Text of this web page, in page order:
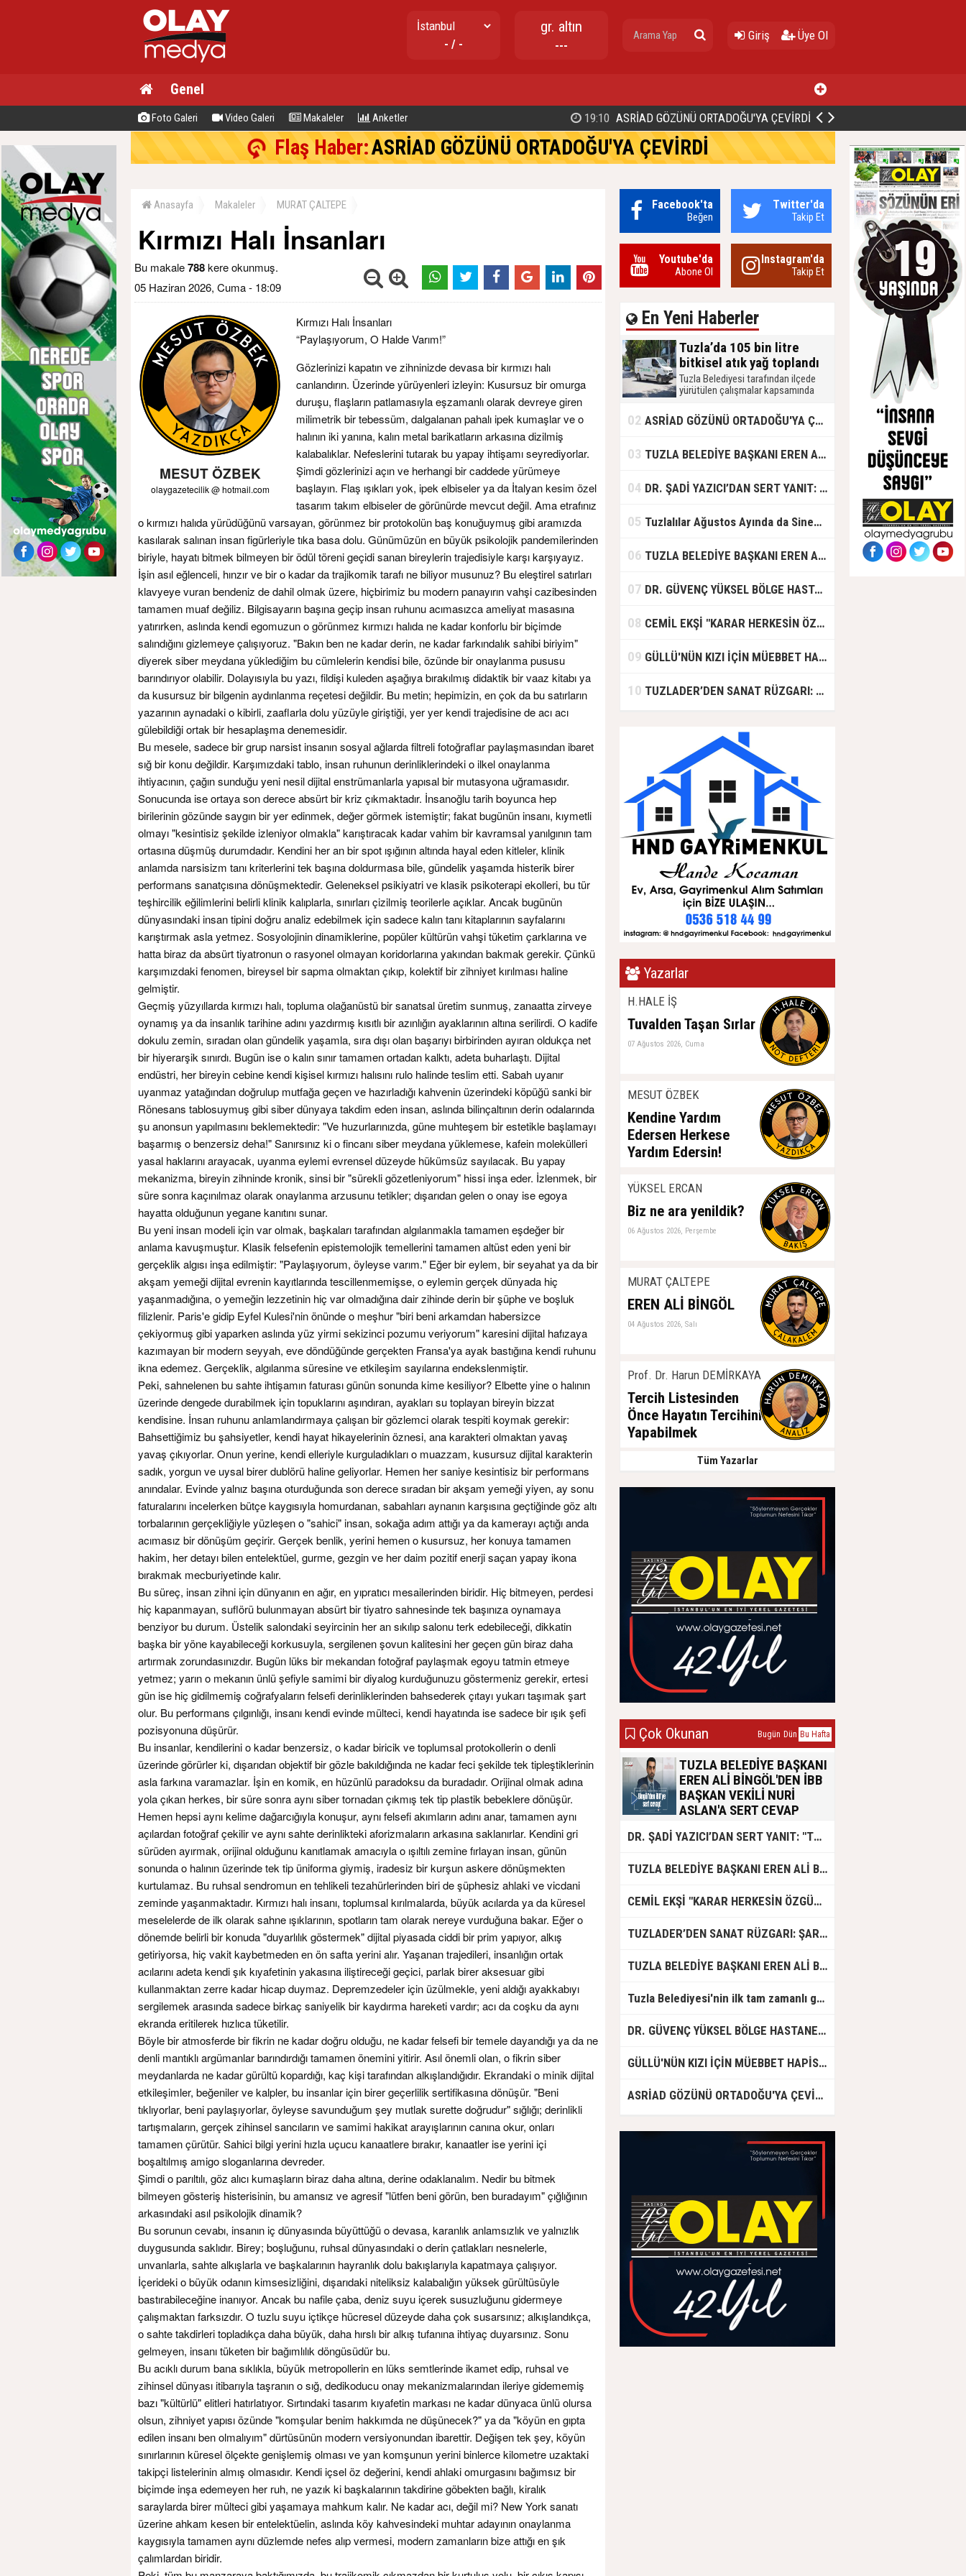
- / -
gr. altın
---
Giriş Üye Ol
Genel
Foto Galeri Video Galeri Makaleler Anketler TUZLA BELEDİYE BAŞKANI EREN ALİ BİNGÖL’DEN İBB’YE SORULAR: "O ZAMAN NEDEN GÖRMEDİNİZ?
Flaş Haber:ASRİAD GÖZÜNÜ ORTADOĞU'YA ÇEVİRDİ
Anasayfa Makaleler MURAT ÇALTEPE
Kırmızı Halı İnsanları
Bu makale788kere okunmuş.
05 Haziran 2026, Cuma - 18:09
MESUT ÖZBEK
olaygazetecilik @ hotmail.com
Kırmızı Halı İnsanları
“Paylaşıyorum, O Halde Varım!”
Gözlerinizi kapatın ve zihninizde devasa bir kırmızı halı
canlandırın. Üzerinde yürüyenleri izleyin: Kusursuz bir omurga
duruşu, flaşların patlamasıyla eşzamanlı olarak devreye giren
milimetrik bir tebessüm, dalgalanan pahalı ipek kumaşlar ve o
halının iki yanına, kalın metal barikatların arkasına dizilmiş
kalabalıklar. Nefeslerini tutarak bu yapay ihtişamı seyrediyorlar.
Şimdi gözlerinizi açın ve herhangi bir caddede yürümeye
başlayın. Flaş ışıkları yok, ipek elbiseler ya da İtalyan kesim özel
tasarım takım elbiseler de görünürde mevcut değil. Ama etrafınız
o kırmızı halıda yürüdüğünü varsayan, görünmez bir protokolün baş konuğuymuş gibi aramızda
kasılarak salınan insan figürleriyle tıka basa dolu. Günümüzün en büyük psikolojik pandemilerinden
biriyle, hayatı bitmek bilmeyen bir ödül töreni geçidi sanan bireylerin trajedisiyle karşı karşıyayız.
İşin asıl eğlenceli, hınzır ve bir o kadar da trajikomik tarafı ne biliyor musunuz? Bu eleştirel satırları
klavyeye vuran bendeniz de dahil olmak üzere, hiçbirimiz bu modern panayırın vahşi cazibesinden
tamamen muaf değiliz. Bilgisayarın başına geçip insan ruhunu acımasızca ameliyat masasına
yatırırken, aslında kendi egomuzun o görünmez kırmızı halıda ne kadar konforlu bir biçimde
salındığını gizlemeye çalışıyoruz. "Bakın ben ne kadar derin, ne kadar farkındalık sahibi biriyim"
diyerek siber meydana yüklediğim bu cümlelerin kendisi bile, özünde bir onaylanma pususu
barındırıyor olabilir. Dolayısıyla bu yazı, fildişi kuleden aşağıya bırakılmış didaktik bir vaaz kitabı ya
da kusursuz bir bilgenin aydınlanma reçetesi değildir. Bu metin; hepimizin, en çok da bu satırların
yazarının aynadaki o kibirli, zaaflarla dolu yüzüyle giriştiği, yer yer kendi trajedisine de acı acı
gülebildiği ortak bir hesaplaşma denemesidir.
Bu mesele, sadece bir grup narsist insanın sosyal ağlarda filtreli fotoğraflar paylaşmasından ibaret
sığ bir konu değildir. Karşımızdaki tablo, insan ruhunun derinliklerindeki o ilkel onaylanma
ihtiyacının, çağın sunduğu yeni nesil dijital enstrümanlarla yapısal bir mutasyona uğramasıdır.
Sonucunda ise ortaya son derece absürt bir kriz çıkmaktadır. İnsanoğlu tarih boyunca hep
birilerinin gözünde saygın bir yer edinmek, değer görmek istemiştir; fakat bugünün insanı, kıymetli
olmayı "kesintisiz şekilde izleniyor olmakla" karıştıracak kadar vahim bir kavramsal yanılgının tam
ortasına düşmüş durumdadır. Kendini her an bir spot ışığının altında hayal eden kitleler, klinik
anlamda narsisizm tanı kriterlerini tek başına doldurmasa bile, gündelik yaşamda histerik birer
performans sanatçısına dönüşmektedir. Geleneksel psikiyatri ve klasik psikoterapi ekolleri, bu tür
teşhircilik eğilimlerini belirli klinik kalıplarla, sınırları çizilmiş teorilerle açıklar. Ancak bugünün
dünyasındaki insan tipini doğru analiz edebilmek için sadece kalın tanı kitaplarının sayfalarını
karıştırmak asla yetmez. Sosyolojinin dinamiklerine, popüler kültürün vahşi tüketim çarklarına ve
hatta biraz da absürt tiyatronun o rasyonel olmayan koridorlarına yakından bakmak gerekir. Çünkü
karşımızdaki fenomen, bireysel bir sapma olmaktan çıkıp, kolektif bir zihniyet kırılması haline
gelmiştir.
Geçmiş yüzyıllarda kırmızı halı, topluma olağanüstü bir sanatsal üretim sunmuş, zanaatta zirveye
oynamış ya da insanlık tarihine adını yazdırmış kısıtlı bir azınlığın ayaklarının altına serilirdi. O kadife
dokulu zemin, sıradan olan gündelik yaşamla, sıra dışı olan başarıyı birbirinden ayıran oldukça net
bir hiyerarşik sınırdı. Bugün ise o kalın sınır tamamen ortadan kalktı, adeta buharlaştı. Dijital
endüstri, her bireyin cebine kendi kişisel kırmızı halısını rulo halinde teslim etti. Sabah uyanır
uyanmaz yatağından doğrulup mutfağa geçen ve hazırladığı kahvenin üzerindeki köpüğü sanki bir
Rönesans tablosuymuş gibi siber dünyaya takdim eden insan, aslında bilinçaltının derin odalarında
şu anonsun yapılmasını beklemektedir: "Ve huzurlarınızda, güne muhteşem bir estetikle başlamayı
başarmış o benzersiz deha!" Sanırsınız ki o fincanı siber meydana yüklemese, kafein molekülleri
yasal haklarını arayacak, uyanma eylemi evrensel düzeyde hükümsüz sayılacak. Bu yapay
mekanizma, bireyin zihninde kronik, sinsi bir "sürekli gözetleniyorum" hissi inşa eder. İzlenmek, bir
süre sonra kaçınılmaz olarak onaylanma arzusunu tetikler; dışarıdan gelen o onay ise egoya
hayatta olduğunun yegane kanıtını sunar.
Bu yeni insan modeli için var olmak, başkaları tarafından algılanmakla tamamen eşdeğer bir
anlama kavuşmuştur. Klasik felsefenin epistemolojik temellerini tamamen altüst eden yeni bir
gerçeklik algısı inşa edilmiştir: "Paylaşıyorum, öyleyse varım." Eğer bir eylem, bir seyahat ya da bir
akşam yemeği dijital evrenin kayıtlarında tescillenmemişse, o eylemin gerçek dünyada hiç
yaşanmadığına, o yemeğin lezzetinin hiç var olmadığına dair zihinde derin bir şüphe ve boşluk
filizlenir. Paris'e gidip Eyfel Kulesi'nin önünde o meşhur "biri beni arkamdan habersizce
çekiyormuş gibi yaparken aslında yüz yirmi sekizinci pozumu veriyorum" karesini dijital hafızaya
kazımayan bir modern seyyah, eve döndüğünde gerçekten Fransa'ya ayak bastığına kendi ruhunu
ikna edemez. Gerçeklik, algılanma süresine ve etkileşim sayılarına endekslenmiştir.
Peki, sahnelenen bu sahte ihtişamın faturası günün sonunda kime kesiliyor? Elbette yine o halının
üzerinde dengede durabilmek için topuklarını aşındıran, ayakları su toplayan bireyin bizzat
kendisine. İnsan ruhunu anlamlandırmaya çalışan bir gözlemci olarak tespiti koymak gerekir:
Bahsettiğimiz bu şahsiyetler, kendi hayat hikayelerinin öznesi, ana karakteri olmaktan yavaş
yavaş çıkıyorlar. Onun yerine, kendi elleriyle kurguladıkları o muazzam, kusursuz dijital karakterin
sadık, yorgun ve uysal birer dublörü haline geliyorlar. Hemen her saniye kesintisiz bir performans
anındalar. Evinde yalnız başına oturduğunda son derece sıradan bir akşam yemeği yiyen, ay sonu
faturalarını incelerken bütçe kaygısıyla homurdanan, sabahları aynanın karşısına geçtiğinde göz altı
torbalarının gerçekliğiyle yüzleşen o "sahici" insan, sokağa adım attığı ya da kamerayı açtığı anda
acımasız bir dönüşüm geçirir. Gerçek benlik, yerini hemen o kusursuz, her konuya tamamen
hakim, her detayı bilen entelektüel, gurme, gezgin ve her daim pozitif enerji saçan yapay ikona
bırakmak mecburiyetinde kalır.
Bu süreç, insan zihni için dünyanın en ağır, en yıpratıcı mesailerinden biridir. Hiç bitmeyen, perdesi
hiç kapanmayan, suflörü bulunmayan absürt bir tiyatro sahnesinde tek başınıza oynamaya
benziyor bu durum. Üstelik salondaki seyircinin her an sıkılıp salonu terk edebileceği, dikkatin
başka bir yöne kayabileceği korkusuyla, sergilenen şovun kalitesini her geçen gün biraz daha
artırmak zorundasınızdır. Bugün lüks bir mekandan fotoğraf paylaşmak egoyu tatmin etmeye
yetmez; yarın o mekanın ünlü şefiyle samimi bir diyalog kurduğunuzu göstermeniz gerekir, ertesi
gün ise hiç gidilmemiş coğrafyaların felsefi derinliklerinden bahsederek çıtayı yukarı taşımak şart
olur. Bu performans çılgınlığı, insanı kendi evinde mülteci, kendi hayatında ise sadece bir ışık şefi
pozisyonuna düşürür.
Bu insanlar, kendilerini o kadar benzersiz, o kadar biricik ve toplumsal protokollerin o denli
üzerinde görürler ki, dışarıdan objektif bir gözle bakıldığında ne kadar feci şekilde tek tipleştiklerinin
asla farkına varamazlar. İşin en komik, en hüzünlü paradoksu da buradadır. Orijinal olmak adına
yola çıkan herkes, bir süre sonra aynı siber tornadan çıkmış tek tip plastik bebeklere dönüşür.
Hemen hepsi aynı kelime dağarcığıyla konuşur, aynı felsefi akımların adını anar, tamamen aynı
açılardan fotoğraf çekilir ve aynı sahte derinlikteki aforizmaların arkasına saklanırlar. Kendini gri
sürüden ayırmak, orijinal olduğunu kanıtlamak amacıyla o ışıltılı zemine fırlayan insan, günün
sonunda o halının üzerinde tek tip üniforma giymiş, iradesiz bir kurşun askere dönüşmekten
kurtulamaz. Bu ruhsal sendromun en tehlikeli tezahürlerinden biri de şüphesiz ahlaki ve vicdani
zeminde yaşanmaktadır. Kırmızı halı insanı, toplumsal kırılmalarda, büyük acılarda ya da küresel
meselelerde de ilk olarak sahne ışıklarının, spotların tam olarak nereye vurduğuna bakar. Eğer o
dönemde belirli bir konuda "duyarlılık göstermek" dijital piyasada ciddi bir prim yapıyor, alkış
getiriyorsa, hiç vakit kaybetmeden en ön safta yerini alır. Yaşanan trajedileri, insanlığın ortak
acılarını adeta kendi şık kıyafetinin yakasına iliştireceği geçici, parlak birer aksesuar gibi
kullanmaktan zerre kadar hicap duymaz. Depremzedeler için üzülmekle, yeni aldığı ayakkabıyı
sergilemek arasında sadece birkaç saniyelik bir kaydırma hareketi vardır; acı da coşku da aynı
ekranda eritilerek hızlıca tüketilir.
Böyle bir atmosferde bir fikrin ne kadar doğru olduğu, ne kadar felsefi bir temele dayandığı ya da ne
denli mantıklı argümanlar barındırdığı tamamen önemini yitirir. Asıl önemli olan, o fikrin siber
meydanlarda ne kadar gürültü kopardığı, kaç kişi tarafından alkışlandığıdır. Ekrandaki o minik dijital
etkileşimler, beğeniler ve kalpler, bu insanlar için birer geçerlilik sertifikasına dönüşür. "Beni
tıklıyorlar, beni paylaşıyorlar, öyleyse savunduğum şey mutlak surette doğrudur" sığlığı; derinlikli
tartışmaların, gerçek zihinsel sancıların ve samimi hakikat arayışlarının canına okur, onları
tamamen çürütür. Sahici bilgi yerini hızla uçucu kanaatlere bırakır, kanaatler ise yerini içi
boşaltılmış amigo sloganlarına devreder.
Şimdi o parıltılı, göz alıcı kumaşların biraz daha altına, derine odaklanalım. Nedir bu bitmek
bilmeyen gösteriş histerisinin, bu amansız ve agresif "lütfen beni görün, ben buradayım" çığlığının
arkasındaki asıl psikolojik dinamik?
Bu sorunun cevabı, insanın iç dünyasında büyüttüğü o devasa, karanlık anlamsızlık ve yalnızlık
duygusunda saklıdır. Birey; boşluğunu, ruhsal dünyasındaki o derin çatlakları nesnelerle,
unvanlarla, sahte alkışlarla ve başkalarının hayranlık dolu bakışlarıyla kapatmaya çalışıyor.
İçerideki o büyük odanın kimsesizliğini, dışarıdaki niteliksiz kalabalığın yüksek gürültüsüyle
bastırabileceğine inanıyor. Ancak bu nafile çaba, deniz suyu içerek susuzluğunu gidermeye
çalışmaktan farksızdır. O tuzlu suyu içtikçe hücresel düzeyde daha çok susarsınız; alkışlandıkça,
o sahte takdirleri topladıkça daha büyük, daha hırslı bir alkış tufanına ihtiyaç duyarsınız. Sonu
gelmeyen, insanı tüketen bir bağımlılık döngüsüdür bu.
Bu acıklı durum bana sıklıkla, büyük metropollerin en lüks semtlerinde ikamet edip, ruhsal ve
zihinsel dünyası itibarıyla taşranın o sığ, dedikoducu onay mekanizmalarından ileriye gidememiş
bazı "kültürlü" elitleri hatırlatıyor. Sırtındaki tasarım kıyafetin markası ne kadar dünyaca ünlü olursa
olsun, zihniyet yapısı özünde "komşular benim hakkımda ne düşünecek?" ya da "köyün en gıpta
edilen insanı ben olmalıyım" dürtüsünün modern versiyonundan ibarettir. Değişen tek şey, köyün
sınırlarının küresel ölçekte genişlemiş olması ve yan komşunun yerini binlerce kilometre uzaktaki
takipçi listelerinin almış olmasıdır. Kendi içsel öz değerini, kendi ahlaki omurgasını bağımsız bir
biçimde inşa edemeyen her ruh, ne yazık ki başkalarının takdirine göbekten bağlı, kiralık
saraylarda birer mülteci gibi yaşamaya mahkum kalır. Ne kadar acı, değil mi? New York sanatı
üzerine ahkam kesen bir entelektüelin, aslında köy kahvesindeki muhtar adayının onaylanma
kaygısıyla tamamen aynı düzlemde nefes alıp vermesi, modern zamanların bize attığı en şık
çalımlardan biridir.
Facebook'ta
Beğen
Twitter'da
Takip Et
Youtube'da
Abone Ol
Instagram'da
Takip Et
En Yeni Haberler
Tuzla’da 105 bin litre
bitkisel atık yağ toplandı
Tuzla Belediyesi tarafından ilçede
yürütülen çalışmalar kapsamında
yağ toplandı. Muhtarlık, okul, mahalle
merkezi, mobil atık getirme merkezi,
yağlar, biodizel üretiminde
kullanılmak üzere geri dönüşüme
02 ASRİAD GÖZÜNÜ ORTADOĞU'YA ÇEVİRDİ
03 TUZLA BELEDİYE BAŞKANI EREN ALİ BİNGÖL’DEN İBB’YE SORULAR: "O ZAMAN NEDEN GÖRMEDİNİZ?
04 DR. ŞADİ YAZICI’DAN SERT YANIT: "TUZLA’YA YÖNELİK KİN VE HIRSIN TUTARSIZLIKLAR MANZUMESİ"
05 Tuzlalılar Ağustos Ayında da Sinemaya Doyacak
06 TUZLA BELEDİYE BAŞKANI EREN ALİ BİNGÖL'DEN İBB BAŞKAN VEKİLİ NURİ ASLAN'A SERT CEVAP
07 DR. GÜVENÇ YÜKSEL BÖLGE HASTANESİ'NDE ÇALIŞMAYA BAŞLADI
08 CEMİL EKŞİ "KARAR HERKESİN ÖZGÜRLÜĞÜ"
09 GÜLLÜ'NÜN KIZI İÇİN MÜEBBET HAPİS CEZASI İSTENDİ!
10 TUZLADER’DEN SANAT RÜZGARI: ŞARKILAR TUZLA İÇİN SÖYLENDİ
Yazarlar
H.HALE İŞ
Tuvalden Taşan Sırlar
07 Ağustos 2026, Cuma
MESUT ÖZBEK
Kendine Yardım
Edersen Herkese
Yardım Edersin!
YÜKSEL ERCAN
Biz ne ara yenildik?
06 Ağustos 2026, Perşembe
MURAT ÇALTEPE
EREN ALİ BİNGÖL
04 Ağustos 2026, Salı
Prof. Dr. Harun DEMİRKAYA
Tercih Listesinden
Önce Hayatın Tercihini
Yapabilmek
Tüm Yazarlar
Çok Okunan Bugün Dün Bu Hafta
TUZLA BELEDİYE BAŞKANI
EREN ALİ BİNGÖL'DEN İBB
BAŞKAN VEKİLİ NURİ
ASLAN'A SERT CEVAP
Bingöl, İBB Başkan Vekili Nuri
açıklamalarına yazılı bir basın
açıklamasıyla yanıt verdi. Konunun
Tuzlalının geleceğini ilgilendiren
hayati bir sorun olduğunu vurgulayan
2024 yıllarına ait olduğunu belirtti.
DR. ŞADİ YAZICI’DAN SERT YANIT: "TUZLA’YA YÖNELİK KİN VE HIRSIN TUTARSIZLIKLAR MANZUMESİ"
TUZLA BELEDİYE BAŞKANI EREN ALİ BİNGÖL AK PARTİ'DE
CEMİL EKŞİ "KARAR HERKESİN ÖZGÜRLÜĞÜ"
TUZLADER’DEN SANAT RÜZGARI: ŞARKILAR TUZLA İÇİN SÖYLENDİ
TUZLA BELEDİYE BAŞKANI EREN ALİ BİNGÖL’DEN İBB’YE SORULAR: "O ZAMAN NEDEN GÖRMEDİNİZ?
Tuzla Belediyesi'nin ilk tam zamanlı gündüz bakımevi için ön kayıtlar başlıyor
DR. GÜVENÇ YÜKSEL BÖLGE HASTANESİ'NDE ÇALIŞMAYA BAŞLADI
GÜLLÜ'NÜN KIZI İÇİN MÜEBBET HAPİS CEZASI İSTENDİ!
ASRİAD GÖZÜNÜ ORTADOĞU'YA ÇEVİRDİ